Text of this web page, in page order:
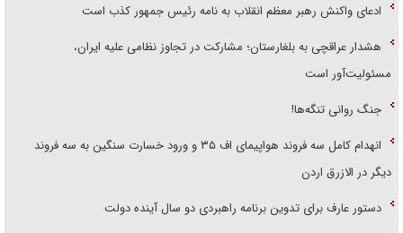
ادعای واکنش رهبر معظم انقلاب به نامه رئیس جمهور کذب است
هشدار عراقچی به بلغارستان؛ مشارکت در تجاوز نظامی علیه ایران،
مسئولیت‌آور است
جنگ روانی تنگه‌ها!
انهدام کامل سه فروند هواپیمای اف ۳۵ و ورود خسارت سنگین به سه فروند
دیگر در الازرق اردن
دستور عارف برای تدوین برنامه راهبردی دو سال آینده دولت